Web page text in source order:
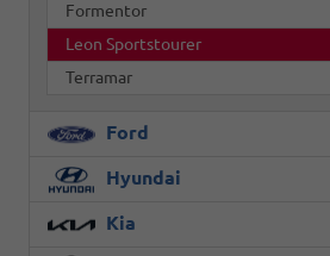
Formentor
Leon Sportstourer
Terramar
Ford
Hyundai
Kia